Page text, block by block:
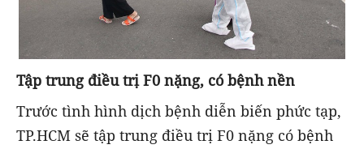
Tập trung điều trị F0 nặng, có bệnh nền
Trước tình hình dịch bệnh diễn biến phức tạp,
TP.HCM sẽ tập trung điều trị F0 nặng có bệnh